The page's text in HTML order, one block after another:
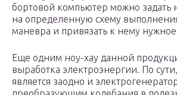
бортовой компьютер можно задать
на определенную схему
маневра и привязать к нему нужное
Еще одним ноу-хау данной
выработка электроэнергии. По
является заодно и